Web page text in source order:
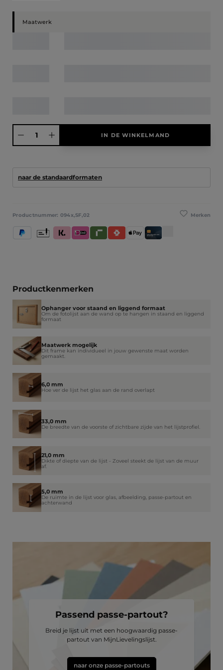
Maatwerk
IN DE WINKELMAND
naar de standaardformaten
Merken
Productnummer: 094x,SF,02
PayPal Klarna (Achteraf betalen / In delen betalen / Direct
iDeal IN3RivertySatispayApple PayCreditcard / Betaalpas
Vooruitbetaling
Productkenmerken
Ophanger voor staand en liggend formaat
Om de fotolijst aan de wand op te hangen in staand en liggend
formaat
Maatwerk mogelijk
Dit frame kan individueel in jouw gewenste maat worden
gemaakt.
6,0 mm
Hoe ver de lijst het glas aan de rand overlapt
33,0 mm
De breedte van de voorste of zichtbare zijde van het lijstprofiel.
21,0 mm
Dikte of diepte van de lijst - Zoveel steekt de lijst van de muur
af.
5,0 mm
De ruimte in de lijst voor glas, afbeelding, passe-partout en
achterwand
Passend passe-partout?
Breid je lijst uit met een hoogwaardig passe-
partout van MijnLievelingslijst.
naar onze passe-partouts